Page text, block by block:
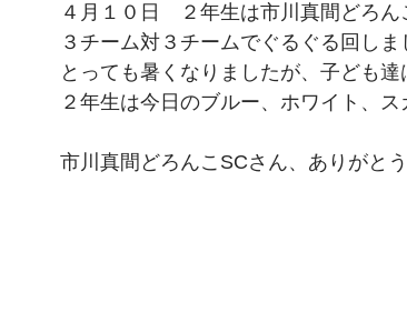
2021年11月 2021年10月 2021年9月 2021年8
2021年2月 28期生 27期生
４月１０日　２年生は市川真間どろ
３チーム対３チームでぐるぐる回しま
とっても暑くなりましたが、子ども
２年生は今日のブルー、ホワイト、
市川真間どろんこSCさん、ありがと